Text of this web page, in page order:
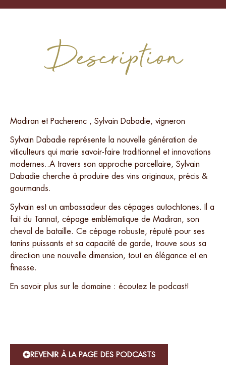
Description
Madiran et Pacherenc , Sylvain Dabadie, vigneron
Sylvain Dabadie représente la nouvelle génération de
viticulteurs qui marie savoir-faire traditionnel et innovations
modernes..A travers son approche parcellaire, Sylvain
Dabadie cherche à produire des vins originaux, précis &
gourmands.
Sylvain est un ambassadeur des cépages autochtones. Il a
fait du Tannat, cépage emblématique de Madiran, son
cheval de bataille. Ce cépage robuste, réputé pour ses
tanins puissants et sa capacité de garde, trouve sous sa
direction une nouvelle dimension, tout en élégance et en
finesse.
En savoir plus sur le domaine : écoutez le podcast!
REVENIR À LA PAGE DES PODCASTS